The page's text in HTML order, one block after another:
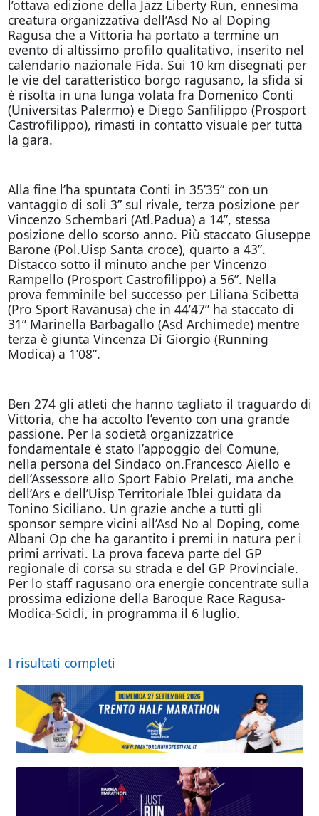
l’ottava edizione della Jazz Liberty Run, ennesima
creatura organizzativa dell’Asd No al Doping
Ragusa che a Vittoria ha portato a termine un
evento di altissimo profilo qualitativo, inserito nel
calendario nazionale Fida. Sui 10 km disegnati per
le vie del caratteristico borgo ragusano, la sfida si
è risolta in una lunga volata fra Domenico Conti
(Universitas Palermo) e Diego Sanfilippo (Prosport
Castrofilippo), rimasti in contatto visuale per tutta
la gara.
Alla fine l’ha spuntata Conti in 35’35” con un
vantaggio di soli 3” sul rivale, terza posizione per
Vincenzo Schembari (Atl.Padua) a 14”, stessa
posizione dello scorso anno. Più staccato Giuseppe
Barone (Pol.Uisp Santa croce), quarto a 43”.
Distacco sotto il minuto anche per Vincenzo
Rampello (Prosport Castrofilippo) a 56”. Nella
prova femminile bel successo per Liliana Scibetta
(Pro Sport Ravanusa) che in 44’47” ha staccato di
31” Marinella Barbagallo (Asd Archimede) mentre
terza è giunta Vincenza Di Giorgio (Running
Modica) a 1’08”.
Ben 274 gli atleti che hanno tagliato il traguardo di
Vittoria, che ha accolto l’evento con una grande
passione. Per la società organizzatrice
fondamentale è stato l’appoggio del Comune,
nella persona del Sindaco on.Francesco Aiello e
dell’Assessore allo Sport Fabio Prelati, ma anche
dell’Ars e dell’Uisp Territoriale Iblei guidata da
Tonino Siciliano. Un grazie anche a tutti gli
sponsor sempre vicini all’Asd No al Doping, come
Albani Op che ha garantito i premi in natura per i
primi arrivati. La prova faceva parte del GP
regionale di corsa su strada e del GP Provinciale.
Per lo staff ragusano ora energie concentrate sulla
prossima edizione della Baroque Race Ragusa-
Modica-Scicli, in programma il 6 luglio.
I risultati completi